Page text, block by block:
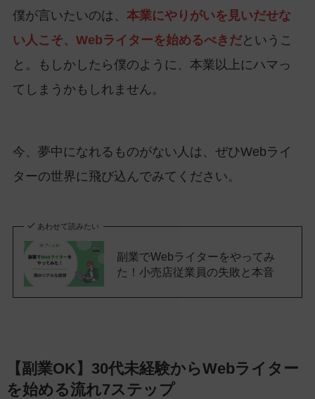
僕が言いたいのは、 本業にやりがいを見いだせな
い人こそ、Webライターを始めるべきだというこ
と。もしかしたら僕のように、本業以上にハマっ
てしまうかもしれません。
今、夢中になれるものがない人は、ぜひWebライ
ターの世界に飛び込んでみてください。
あわせて読みたい
副業でWebライターをやってみ
た！小売店従業員の失敗と本音
【副業OK】30代未経験からWebライター
を始める流れ7ステップ